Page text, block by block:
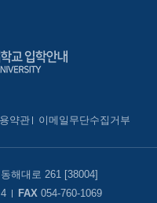
약관 이메일무단수집거부
해대로 261 [38004]
FAX 054-760-1069